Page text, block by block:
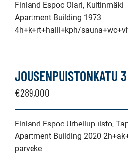
Finland Espoo Olari, Kuitinmäki
Apartment Building 1973
4h+k+rt+halli+kph/
JOUSENPUISTONKATU 3
€289,000
Finland Espoo Urheilupuisto,
Apartment Building 2020
parveke